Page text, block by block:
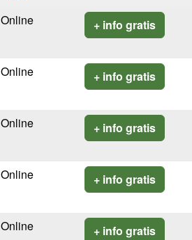
Online + info gratis
Online + info gratis
Online + info gratis
Online + info gratis
Online + info gratis